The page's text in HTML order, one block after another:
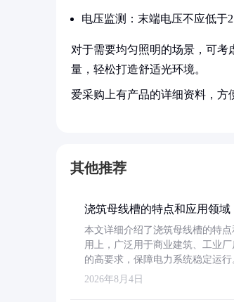
电压监测：末端电压不应低于
对于需要均匀照明的场景，可考
量，轻松打造舒适光环境。
爱采购上有产品的详细资料，方
其他推荐
浇筑母线槽的特点和应用领域
本文详细介绍了浇筑母线槽的特
用上，广泛用于商业建筑、工业
的高要求，保障电力系统稳定运行
2026年8月4日